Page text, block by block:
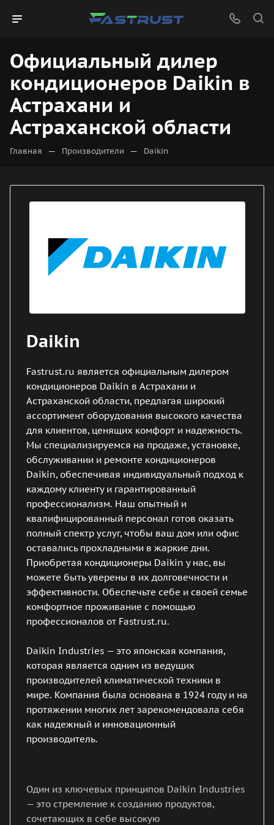
Официальный дилер
кондиционеров Daikin в
Астрахани и
Астраханской области
Главная — Производители — Daikin
Daikin
Fastrust.ru является официальным дилером
кондиционеров Daikin в Астрахани и
Астраханской области, предлагая широкий
ассортимент оборудования высокого качества
для клиентов, ценящих комфорт и надежность.
Мы специализируемся на продаже, установке,
обслуживании и ремонте кондиционеров
Daikin, обеспечивая индивидуальный подход к
каждому клиенту и гарантированный
профессионализм. Наш опытный и
квалифицированный персонал готов оказать
полный спектр услуг, чтобы ваш дом или офис
оставались прохладными в жаркие дни.
Приобретая кондиционеры Daikin у нас, вы
можете быть уверены в их долговечности и
эффективности. Обеспечьте себе и своей семье
комфортное проживание с помощью
профессионалов от Fastrust.ru.
Daikin Industries — это японская компания,
которая является одним из ведущих
производителей климатической техники в
мире. Компания была основана в 1924 году и на
протяжении многих лет зарекомендовала себя
как надежный и инновационный
производитель.
Один из ключевых принципов Daikin Industries
— это стремление к созданию продуктов,
сочетающих в себе высокую